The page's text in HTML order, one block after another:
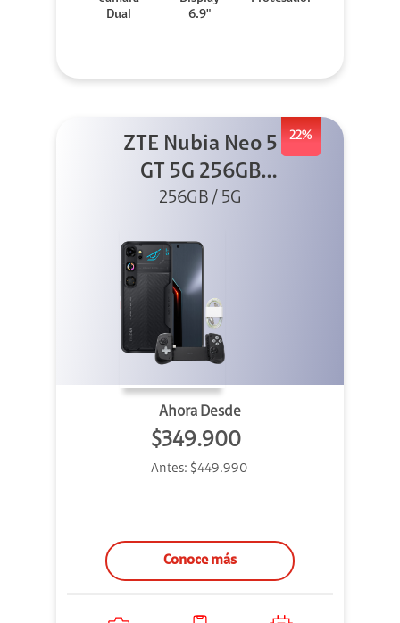
Dual
6.9"
22%
ZTE Nubia Neo 5
GT 5G 256GB
Negro + GPAD +
256GB / 5G
Ahora Desde
$349.900
Antes:$449.990
Conoce más